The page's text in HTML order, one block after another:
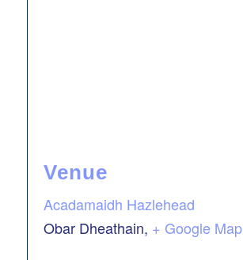
Venue
Acadamaidh Hazlehead
Obar Dheathain, + Google Map